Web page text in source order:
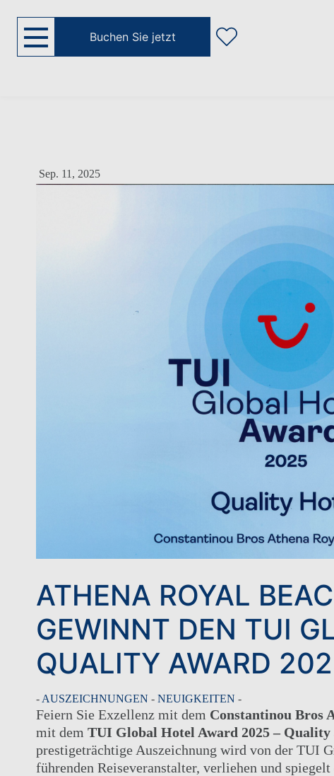
Buchen Sie jetzt
Sep. 11, 2025
ATHENA ROYAL
GEWINNT DEN TUI
QUALITY AWARD
- AUSZEICHNUNGEN - NEUIGKEITEN -
Feiern Sie Exzellenz mit dem Constantinou Bros
mit dem TUI Global Hotel Award 2025 – Quality
prestigeträchtige Auszeichnung wird von der TUI
führenden Reiseveranstalter, verliehen und